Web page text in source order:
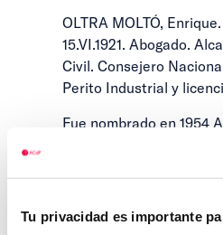
Tu privacidad es importante
OLTRA MOLTÓ,
15.VI.1921. Abogado.
Civil. Consejero
Perito Industrial y
Fue nombrado en 1954
Vicepresidente del
en 1954. Secretario